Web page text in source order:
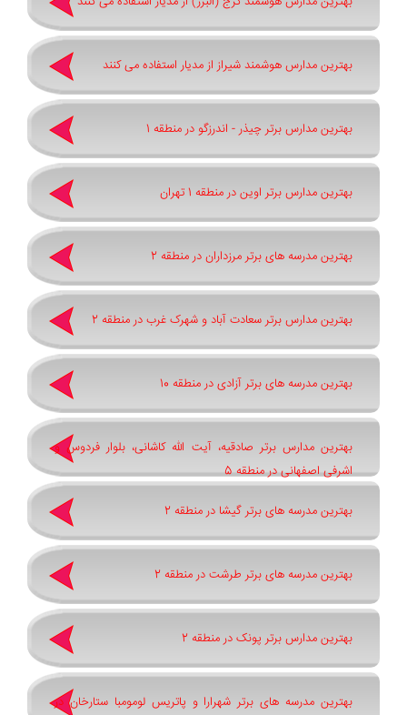
بهترین مدارس هوشمند شیراز از مدیار استفاده می کنند
بهترین مدارس برتر چیذر - اندرزگو در منطقه 1
بهترین مدارس برتر اوین در منطقه 1 تهران
بهترین مدرسه های برتر مرزداران در منطقه 2
بهترین مدارس برتر سعادت آباد و شهرک غرب در منطقه 2
بهترین مدرسه های برتر آزادی در منطقه 10
بهترین مدارس برتر صادقیه، آیت الله کاشانی، بلوار فردوس و
اشرفی اصفهانی در منطقه 5
بهترین مدرسه های برتر گیشا در منطقه 2
بهترین مدرسه های برتر طرشت در منطقه 2
بهترین مدارس برتر پونک در منطقه 2
بهترین مدرسه های برتر شهرارا و پاتريس لومومبا ستارخان در